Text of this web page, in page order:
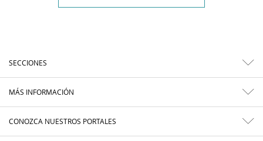
SECCIONES
MÁS INFORMACIÓN
CONOZCA NUESTROS PORTALES